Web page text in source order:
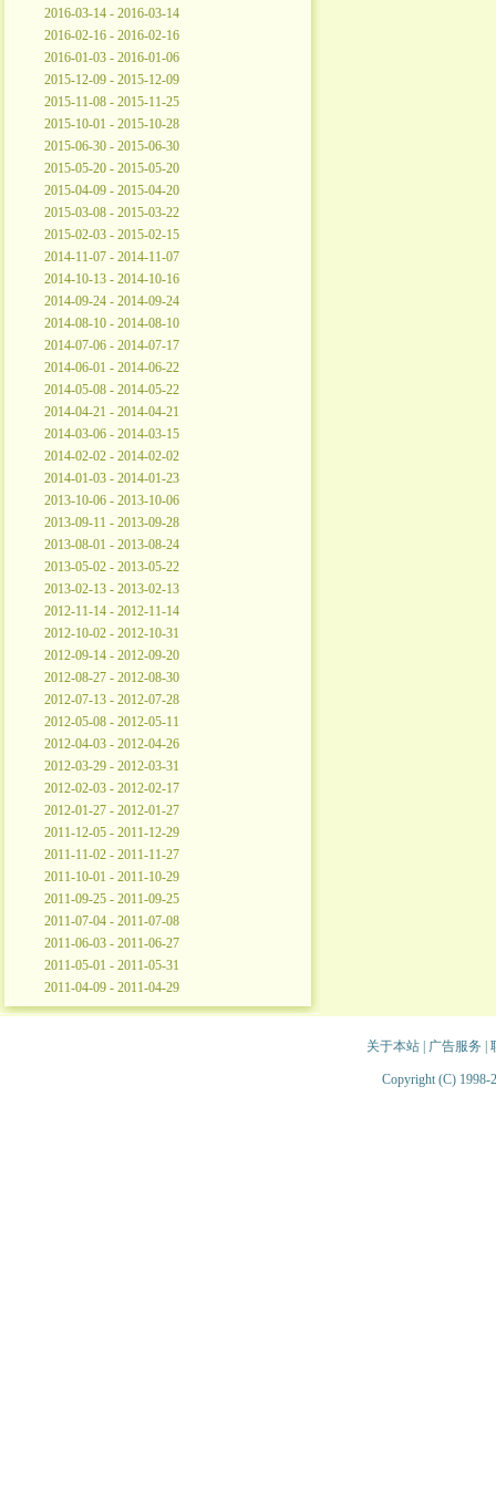
2016-03-14 - 2016-03-14
2016-02-16 - 2016-02-16
2016-01-03 - 2016-01-06
2015-12-09 - 2015-12-09
2015-11-08 - 2015-11-25
2015-10-01 - 2015-10-28
2015-06-30 - 2015-06-30
2015-05-20 - 2015-05-20
2015-04-09 - 2015-04-20
2015-03-08 - 2015-03-22
2015-02-03 - 2015-02-15
2014-11-07 - 2014-11-07
2014-10-13 - 2014-10-16
2014-09-24 - 2014-09-24
2014-08-10 - 2014-08-10
2014-07-06 - 2014-07-17
2014-06-01 - 2014-06-22
2014-05-08 - 2014-05-22
2014-04-21 - 2014-04-21
2014-03-06 - 2014-03-15
2014-02-02 - 2014-02-02
2014-01-03 - 2014-01-23
2013-10-06 - 2013-10-06
2013-09-11 - 2013-09-28
2013-08-01 - 2013-08-24
2013-05-02 - 2013-05-22
2013-02-13 - 2013-02-13
2012-11-14 - 2012-11-14
2012-10-02 - 2012-10-31
2012-09-14 - 2012-09-20
2012-08-27 - 2012-08-30
2012-07-13 - 2012-07-28
2012-05-08 - 2012-05-11
2012-04-03 - 2012-04-26
2012-03-29 - 2012-03-31
2012-02-03 - 2012-02-17
2012-01-27 - 2012-01-27
2011-12-05 - 2011-12-29
2011-11-02 - 2011-11-27
2011-10-01 - 2011-10-29
2011-09-25 - 2011-09-25
2011-07-04 - 2011-07-08
2011-06-03 - 2011-06-27
2011-05-01 - 2011-05-31
2011-04-09 - 2011-04-29
关于本站| 广告服务
Copyright (C) 1998-